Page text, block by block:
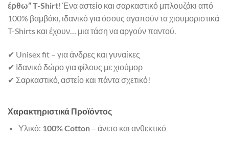
έρθω” T-Shirt! Ένα αστείο και σαρκαστικό μπλουζάκι από
100% βαμβάκι, ιδανικό για όσους αγαπούν τα χιουμοριστικά
T-Shirts και έχουν… μια τάση να αργούν παντού.
✔ Unisex fit – για άνδρες και γυναίκες
✔ Ιδανικό δώρο για φίλους με χιούμορ
✔ Σαρκαστικό, αστείο και πάντα σχετικό!
Χαρακτηριστικά Προϊόντος
Υλικό: 100% Cotton– άνετο και ανθεκτικό